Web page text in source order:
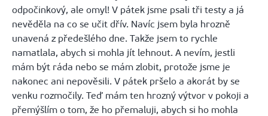
odpočinkový, ale omyl! V pátek jsme psali tři testy a já
nevěděla na co se učit dřív. Navíc jsem byla hrozně
unavená z předešlého dne. Takže jsem to rychle
namatlala, abych si mohla jít lehnout. A nevím, jestli
mám být ráda nebo se mám zlobit, protože jsme je
nakonec ani nepověsili. V pátek pršelo a akorát by se
venku rozmočily. Teď mám ten hrozný výtvor v pokoji a
přemýšlím o tom, že ho přemaluji, abych si ho mohla